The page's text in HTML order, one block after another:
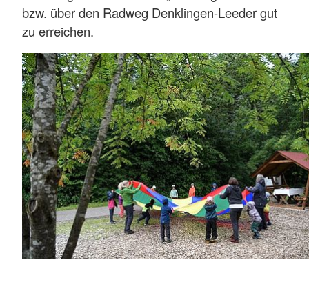
bzw. über den Radweg Denklingen-Leeder gut
zu erreichen.